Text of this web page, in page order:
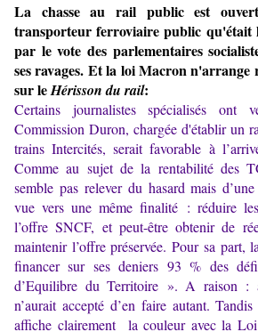
La chasse au rail public est
transporteur ferroviaire public qu'était
par le vote des parlementaires
ses ravages. Et la loi Macron n'arrange
sur leHérisson du rail:
Certains journalistes spécialisés ont
Commission Duron, chargée d'établir un
trains Intercités, serait favorable à
Comme au sujet de la rentabilité des
semble pas relever du hasard mais
vue vers une même finalité : réduire
l’offre SNCF, et peut-être obtenir de
maintenir l’offre préservée. Pour sa part,
financer sur ses deniers 93 % des
d’Equilibre du Territoire ». A raison :
n’aurait accepté d’en faire autant.
affiche clairement la couleur avec la